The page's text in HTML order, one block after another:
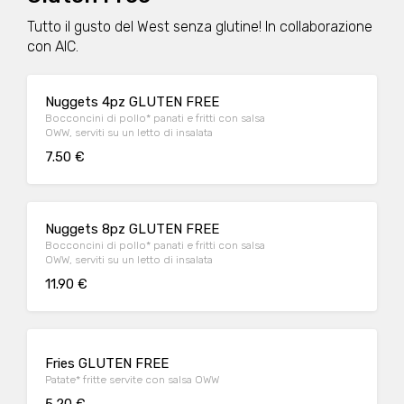
Tutto il gusto del West senza glutine! In collaborazione
con AIC.
Nuggets 4pz GLUTEN FREE
Bocconcini di pollo* panati e fritti con salsa
OWW, serviti su un letto di insalata
7.50 €
Nuggets 8pz GLUTEN FREE
Bocconcini di pollo* panati e fritti con salsa
OWW, serviti su un letto di insalata
11.90 €
Fries GLUTEN FREE
Patate* fritte servite con salsa OWW